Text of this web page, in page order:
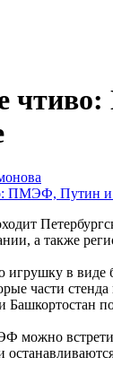
а также
в виде
части
Башкортостан